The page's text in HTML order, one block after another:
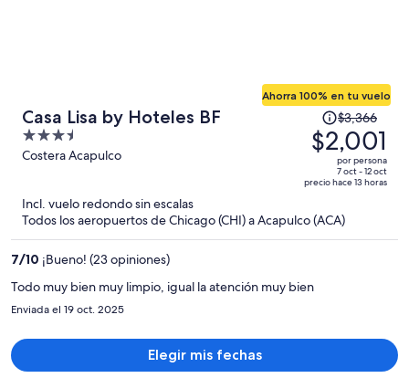
Casa Lisa by Hoteles BF
3.5
out
5
Costera Acapulco
Ahorra 100% en tu vuelo
precio
era
$3,366
y
ahora
$2,001
$3,366
$2,001
por persona
7 oct - 12 oct
precio hace 13 horas
Incl. vuelo redondo sin escalas
Todos los aeropuertos de Chicago (CHI) a Acapulco (ACA)
7/10 ¡Bueno! (23 opiniones)
Todo muy bien muy limpio, igual la atención muy bien
Enviada el 19 oct. 2025
Elegir mis fechas